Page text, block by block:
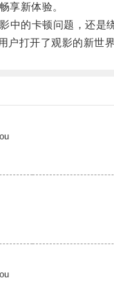
享新体验。
的卡顿问题，还是绕
户打开了观影的新世界